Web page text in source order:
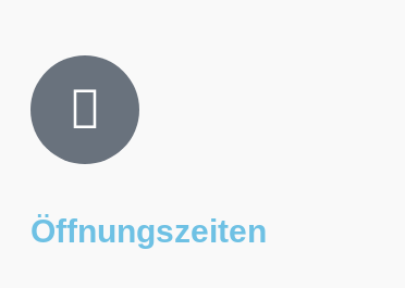
Öffnungszeiten